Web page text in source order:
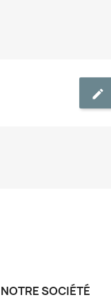
NOTRE SOCIÉTÉ